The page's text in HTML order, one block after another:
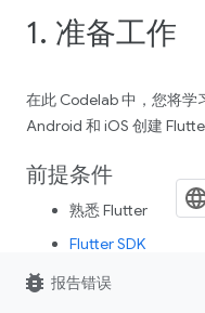
1. 准备工作
在此 Codelab 中，您将学
Android 和 iOS 创建
前提条件
熟悉 Flutter
Flutter SDK
您选择的文本编辑器
bug_report 报告错误